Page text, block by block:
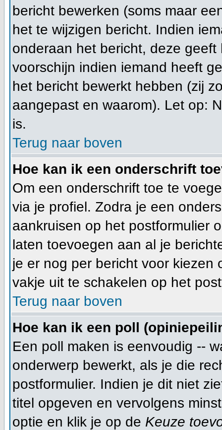
bericht bewerken (soms maar
het te wijzigen bericht. Indien
onderaan het bericht, deze
voorschijn indien iemand heeft
het bericht bewerkt hebben (zij
aangepast en waarom). Let op:
is.
Terug naar boven
Hoe kan ik een onderschrift
Om een onderschrift toe te
via je profiel. Zodra je een
aankruisen op het postformulier
laten toevoegen aan al je
je er nog per bericht voor
vakje uit te schakelen op het
Terug naar boven
Hoe kan ik een poll
Een poll maken is eenvoudig --
onderwerp bewerkt, als je die
postformulier. Indien je dit niet
titel opgeven en vervolgens
optie en klik je op de Keuze